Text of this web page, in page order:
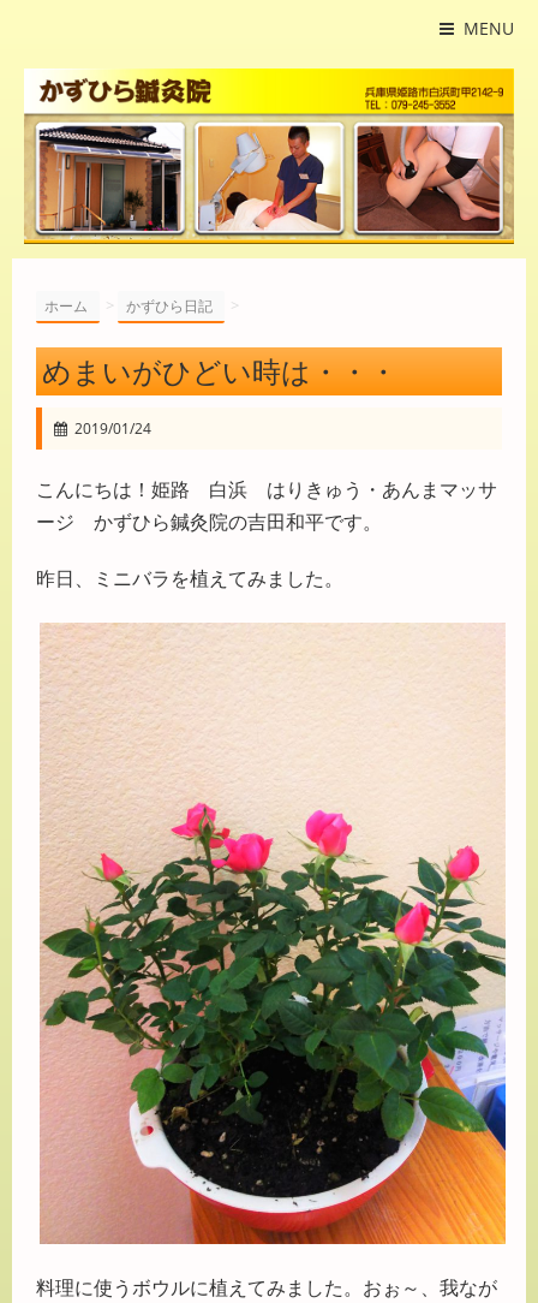
MENU
ホーム > かずひら日記 >
めまいがひどい時は・・・
2019/01/24
こんにちは！姫路 白浜 はりきゅう・あんまマッサ
ージ かずひら鍼灸院の吉田和平です。
昨日、ミニバラを植えてみました。
料理に使うボウルに植えてみました。おぉ～、我なが